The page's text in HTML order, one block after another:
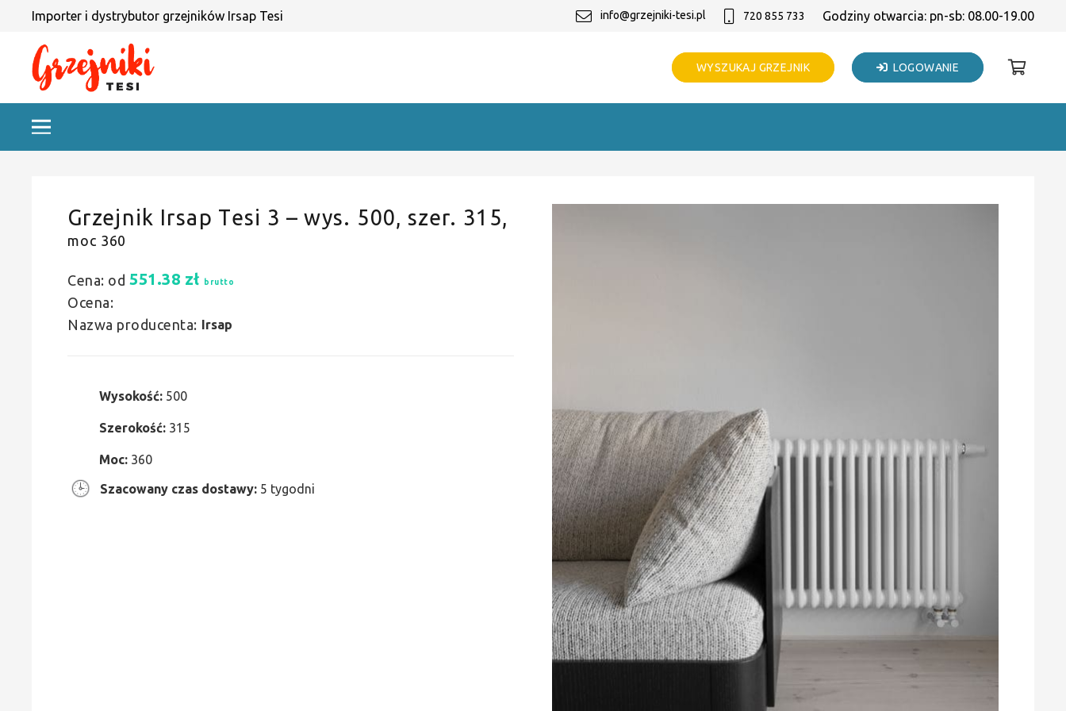
Importer i dystrybutor grzejników Irsap Tesi info@grzejniki-tesi.pl 720 855 733 Godziny otwarcia: pn-sb: 08.00-19.00
WYSZUKAJ GRZEJNIK LOGOWANIE
Grzejnik Irsap Tesi 3 – wys. 500, szer. 315,
moc 360
Cena: od 551.38 zł brutto
Ocena:
Nazwa producenta: Irsap
Wysokość: 500
Szerokość: 315
Moc: 360
Szacowany czas dostawy: 5 tygodni